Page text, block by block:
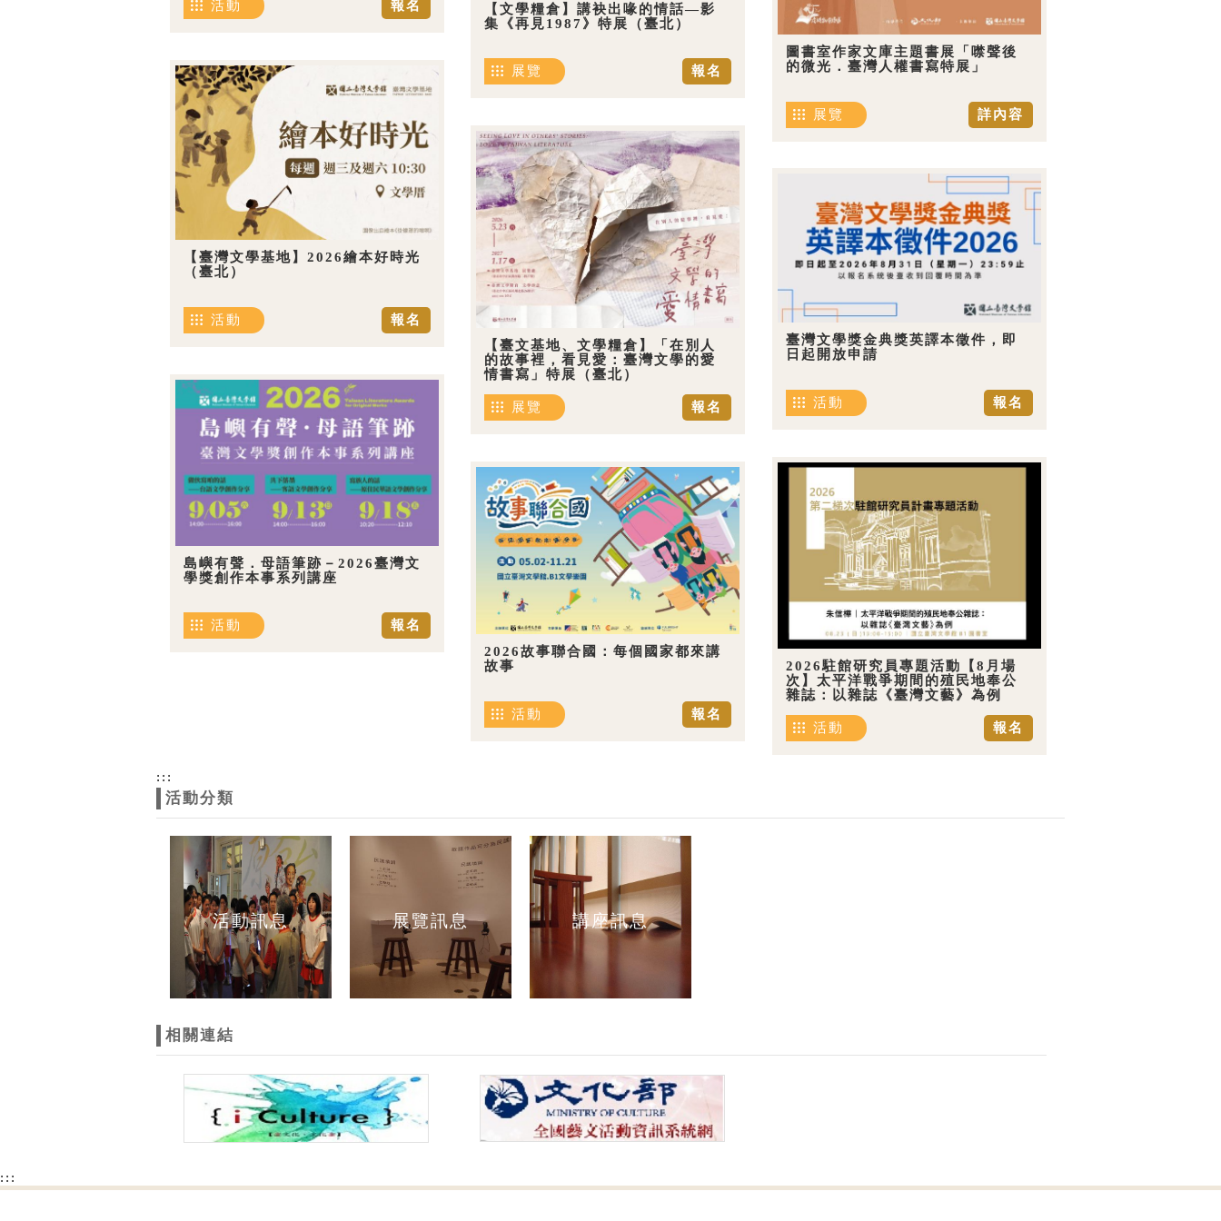
報名
活動
【文學糧倉】講袂出喙的情話—影
集《再見1987》特展（臺北）
報名
展覽
圖書室作家文庫主題書展「噤聲後
的微光．臺灣人權書寫特展」
詳內容
展覽
【臺灣文學基地】2026繪本好時光
（臺北）
報名
活動
【臺文基地、文學糧倉】「在別人
的故事裡，看見愛：臺灣文學的愛
情書寫」特展（臺北）
報名
展覽
臺灣文學獎金典獎英譯本徵件，即
日起開放申請
報名
活動
島嶼有聲．母語筆跡－2026臺灣文
學獎創作本事系列講座
報名
活動
2026駐館研究員專題活動【8月場
次】太平洋戰爭期間的殖民地奉公
雜誌：以雜誌《臺灣文藝》為例
報名
活動
2026故事聯合國：每個國家都來講
故事
報名
活動
:::
活動分類
活動訊息 展覽訊息 講座訊息
相關連結
:::